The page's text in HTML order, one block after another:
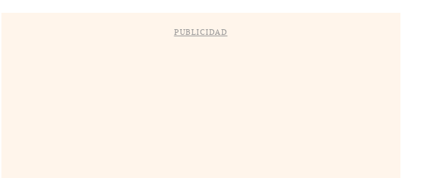
PUBLICIDAD